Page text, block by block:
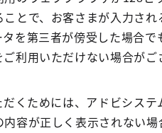
とで、お客さまが入力さ
を第三者が傍受した場合
利用いただけない場合がご
くためには、アドビシス
容が正しく表示されない